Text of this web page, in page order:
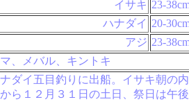
イサキ 23-
ハナダイ 20-
アジ 23-
、メバル、キントキ
ダイ五目釣りに出船。イサキ朝の
ら１２月３１日の土日、祭日は午